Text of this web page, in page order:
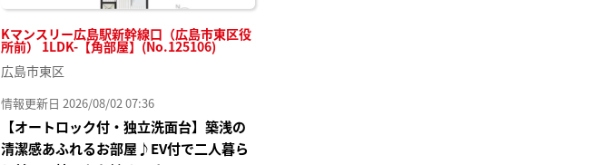
Kマンスリー広島駅新幹線口（広島市東区役
所前） 1LDK-【角部屋】(No.125106)
広島市東区
情報更新日 2026/08/02 07:36
【オートロック付・独立洗面台】築浅の
清潔感あふれるお部屋♪EV付で二人暮ら